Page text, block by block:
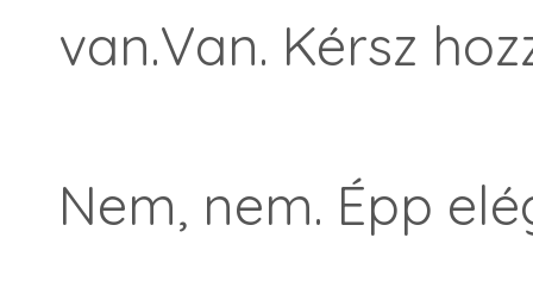
van.Van. Kérsz
Nem, nem. Épp